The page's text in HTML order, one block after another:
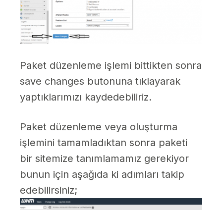
Paket düzenleme işlemi bittikten sonra
save changes butonuna tıklayarak
yaptıklarımızı kaydedebiliriz.
Paket düzenleme veya oluşturma
işlemini tamamladıktan sonra paketi
bir sitemize tanımlamamız gerekiyor
bunun için aşağıda ki adımları takip
edebilirsiniz;